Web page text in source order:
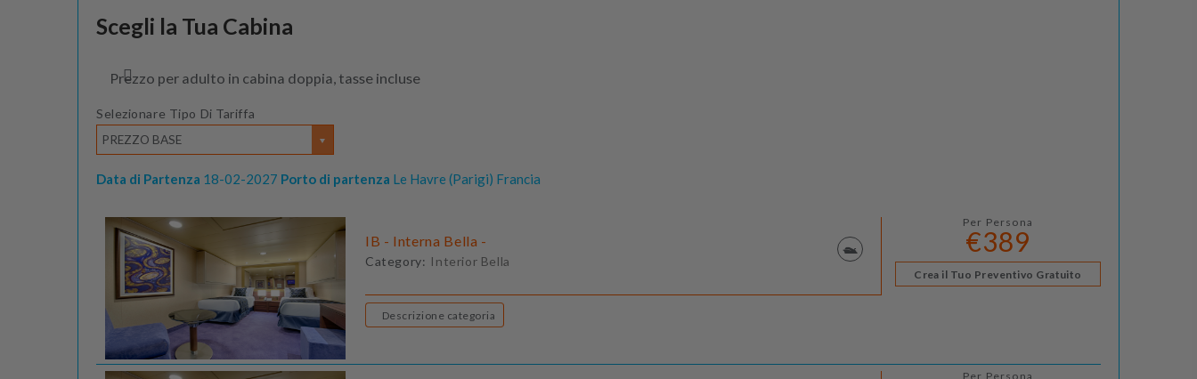
Scegli la Tua Cabina
Prezzo per adulto in cabina doppia, tasse incluse
Selezionare Tipo Di Tariffa
PREZZO BASE
Data di Partenza 18-02-2027 Porto di partenza Le Havre (Parigi) Francia
IB - Interna Bella -
Category: Interior Bella
Per Persona
€389
Crea il Tuo Preventivo Gratuito
Descrizione categoria
Per Persona